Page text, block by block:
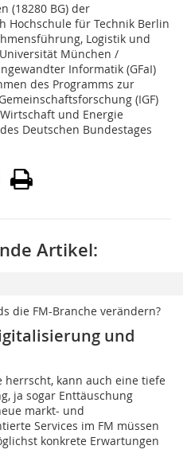
(18280 BG) der
Hochschule für Technik Berlin
Logistik und
München /
Informatik (GFaI)
des Programms zur
(IGF)
und Energie
Deutschen Bundestages
Artikel:
die FM-Branche verändern?
und
herrscht, kann auch eine tiefe
ja sogar Enttäuschung
markt- und
Services im FM müssen
konkrete Erwartungen